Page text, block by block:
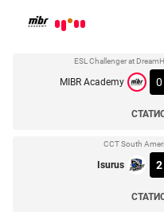
ESL Challenger at
MIBR Academy 0
CCT South
Isurus 2